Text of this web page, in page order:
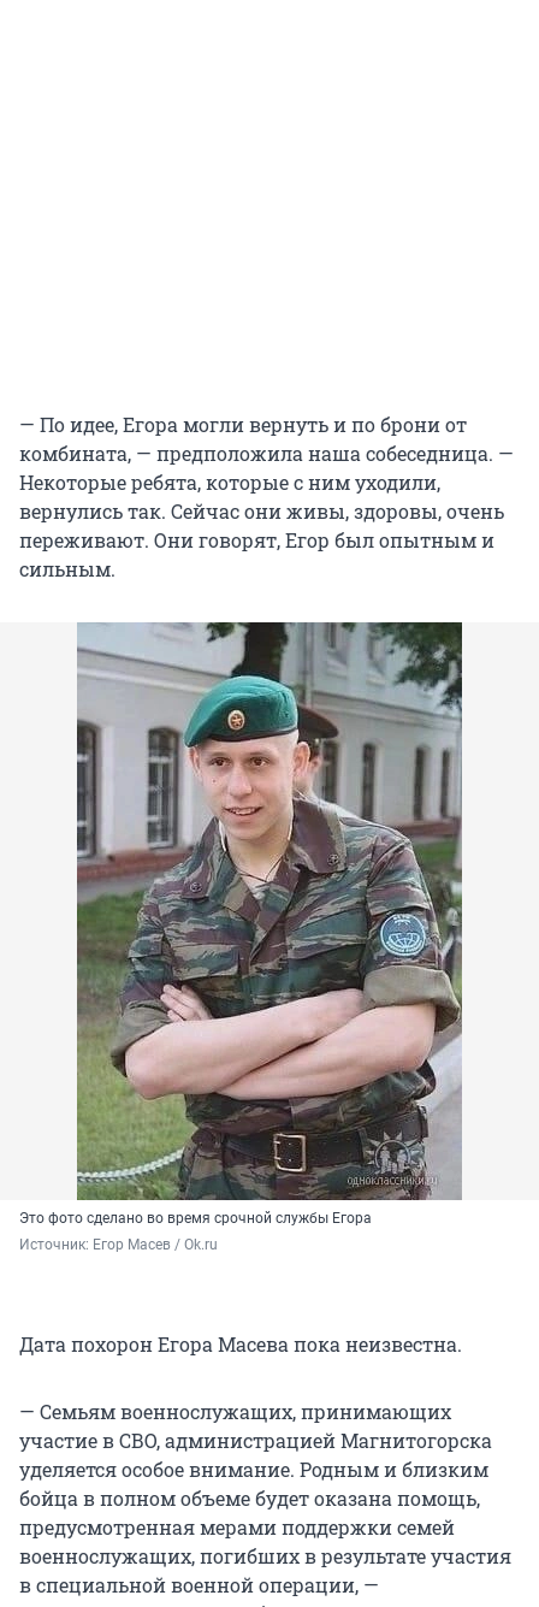
— По идее, Егора могли вернуть и по брони от
комбината, — предположила наша собеседница. —
Некоторые ребята, которые с ним уходили,
вернулись так. Сейчас они живы, здоровы, очень
переживают. Они говорят, Егор был опытным и
сильным.
Это фото сделано во время срочной службы Егора
Источник: Егор Масев / Ok.ru
Дата похорон Егора Масева пока неизвестна.
— Семьям военнослужащих, принимающих
участие в СВО, администрацией Магнитогорска
уделяется особое внимание. Родным и близким
бойца в полном объеме будет оказана помощь,
предусмотренная мерами поддержки семей
военнослужащих, погибших в результате участия
в специальной военной операции, —